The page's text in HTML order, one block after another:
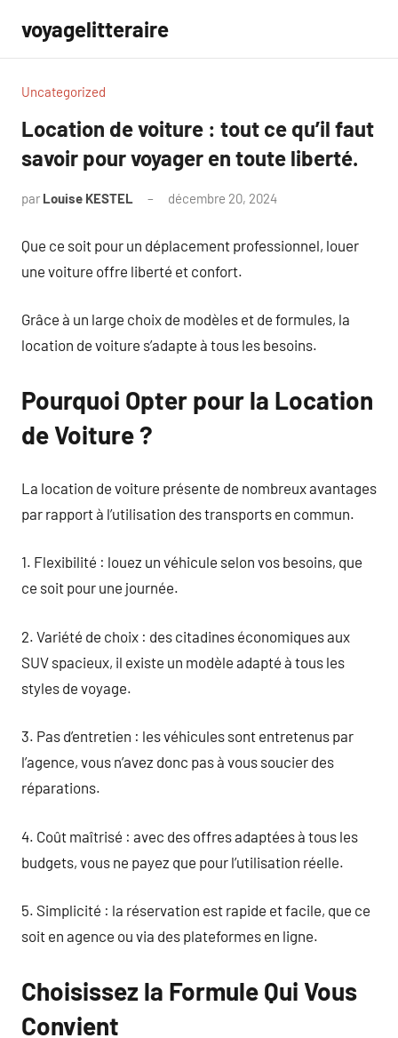
contenu
voyagelitteraire
Uncategorized
Location de voiture : tout ce qu’il faut
savoir pour voyager en toute liberté.
par Louise KESTEL décembre 20, 2024
Que ce soit pour un déplacement professionnel, louer
une voiture offre liberté et confort.
Grâce à un large choix de modèles et de formules, la
location de voiture s’adapte à tous les besoins.
Pourquoi Opter pour la Location
de Voiture ?
La location de voiture présente de nombreux avantages
par rapport à l’utilisation des transports en commun.
1. Flexibilité : louez un véhicule selon vos besoins, que
ce soit pour une journée.
2. Variété de choix : des citadines économiques aux
SUV spacieux, il existe un modèle adapté à tous les
styles de voyage.
3. Pas d’entretien : les véhicules sont entretenus par
l’agence, vous n’avez donc pas à vous soucier des
réparations.
4. Coût maîtrisé : avec des offres adaptées à tous les
budgets, vous ne payez que pour l’utilisation réelle.
5. Simplicité : la réservation est rapide et facile, que ce
soit en agence ou via des plateformes en ligne.
Choisissez la Formule Qui Vous
Convient